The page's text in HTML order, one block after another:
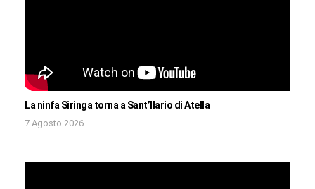
La ninfa Siringa torna a Sant’Ilario di Atella
7 Agosto 2026